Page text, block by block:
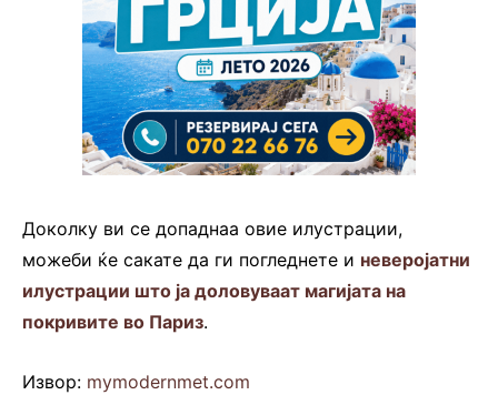
Доколку ви се допаднаа овие илустрации,
можеби ќе сакате да ги погледнете и неверојатни
илустрации што ја доловуваат магијата на
покривите во Париз.
Извор: mymodernmet.com